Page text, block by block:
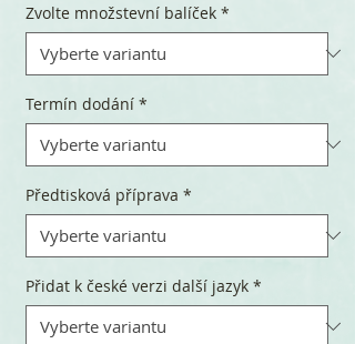
Zvolte množstevní balíček *
Termín dodání *
Předtisková příprava *
Přidat k české verzi další jazyk *